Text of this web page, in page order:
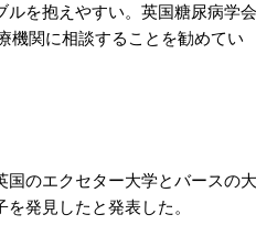
を抱えやすい。英国糖尿病学会
機関に相談することを勧めてい
のエクセター大学とバースの大
発見したと発表した。